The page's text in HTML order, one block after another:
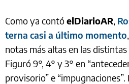
Como ya contóelDiarioAR,
terna casi a último momento
notas más altas en las
Figuró 9°, 4° y 3° en
provisorio” e